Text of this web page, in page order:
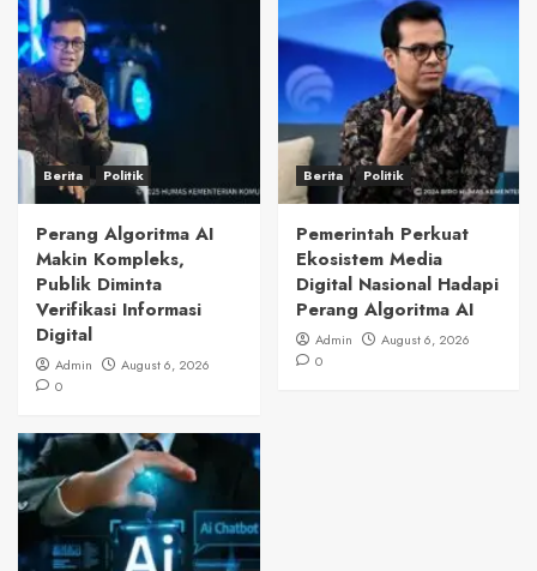
Berita Politik
Perang Algoritma AI
Makin Kompleks,
Publik Diminta
Verifikasi Informasi
Digital
Admin
August 6, 2026
0
Berita Politik
Pemerintah Perkuat
Ekosistem Media
Digital Nasional Hadapi
Perang Algoritma AI
Admin
August 6, 2026
0